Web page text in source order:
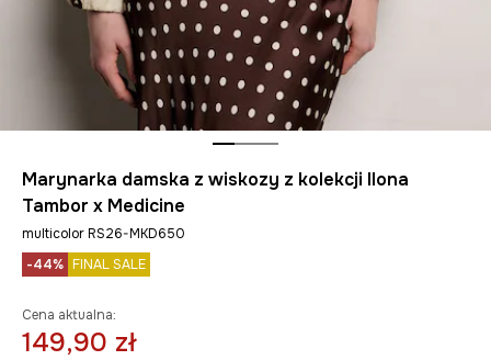
Marynarka damska z wiskozy z kolekcji Ilona
Tambor x Medicine
multicolor RS26-MKD650
-44% FINAL SALE
Cena aktualna:
149,90 zł